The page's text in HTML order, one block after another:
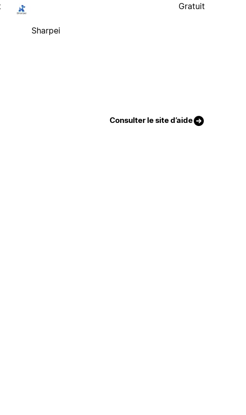
Sharpei
Gratuit
Consulter le site d’aide